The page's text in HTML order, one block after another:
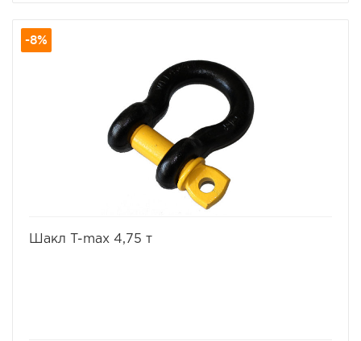
Шакл U-образный 4,75т со шплинтом на резбе.
Применяеться для крепления буксировочного троса к
автмобилю или соединния строп.
Рекомендуемое минимальное количество для
комплектации автомобиля - 2 шакла.
Характеристики шакла:
• диаметр -19мм (3/4) со шплинтом;
• рабочая нагрузка 4,75 т.
-8%
Шакл T-max 4,75 т